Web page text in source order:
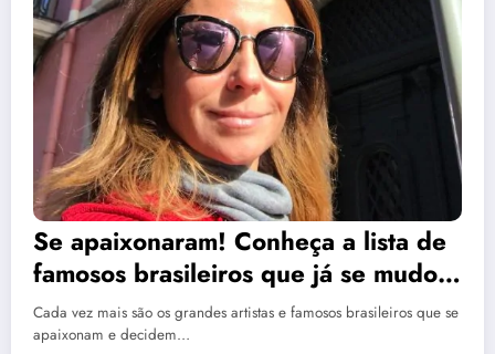
Se apaixonaram! Conheça a lista de
famosos brasileiros que já se mudou
para Portugal
Cada vez mais são os grandes artistas e famosos brasileiros que se
apaixonam e decidem…